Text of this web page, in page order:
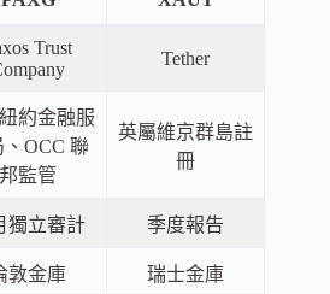
Trust
Tether
約金融服
、OCC 聯
邦監管
英屬維京群島註
冊
獨立審計 季度報告
敦金庫 瑞士金庫